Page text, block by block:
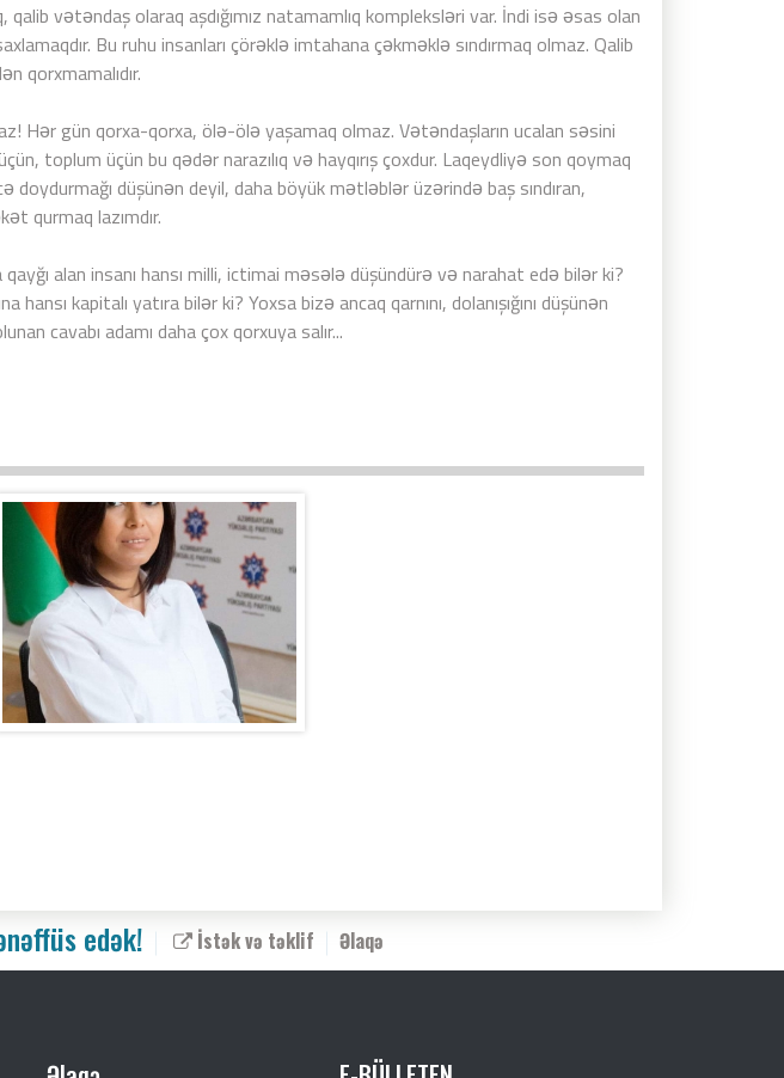
vətəndaş olaraq aşdığımız natamamlıq kompleksləri var. İndi isə əsas olan
Bu ruhu insanları çörəklə imtahana çəkməklə sındırmaq olmaz. Qalib
qorxmamalıdır.
Hər gün qorxa-qorxa, ölə-ölə yaşamaq olmaz. Vətəndaşların ucalan səsini
toplum üçün bu qədər narazılıq və hayqırış çoxdur. Laqeydliyə son qoymaq
doydurmağı düşünən deyil, daha böyük mətləblər üzərində baş sındıran,
qurmaq lazımdır.
alan insanı hansı milli, ictimai məsələ düşündürə və narahat edə bilər ki?
kapitalı yatıra bilər ki? Yoxsa bizə ancaq qarnını, dolanışığını düşünən
cavabı adamı daha çox qorxuya salır...
edək! İstək və təklif Əlaqə